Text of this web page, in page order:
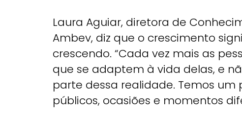
Laura Aguiar, diretora de
Ambev, diz que o crescimento
crescendo. “Cada vez mais as
que se adaptem à vida delas, e
parte dessa realidade. Temos
públicos, ocasiões e momentos